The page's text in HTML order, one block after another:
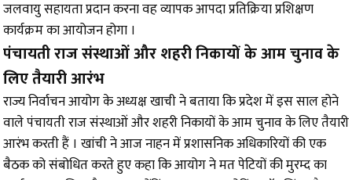
जलवायु सहायता प्रदान करना वह व्यापक आपदा प्रतिक्रिया प्रशिक्षण
कार्यक्रम का आयोजन होगा ।
पंचायती राज संस्थाओं और शहरी निकायों के आम चुनाव के
लिए तैयारी आरंभ
राज्य निर्वाचन आयोग के अध्यक्ष खाची ने बताया कि प्रदेश में इस साल होने
वाले पंचायती राज संस्थाओं और शहरी निकायों के आम चुनाव के लिए तैयारी
आरंभ करती हैं । खांची ने आज नाहन में प्रशासनिक अधिकारियों की एक
बैठक को संबोधित करते हुए कहा कि आयोग ने मत पेटियों की मुरम्द का